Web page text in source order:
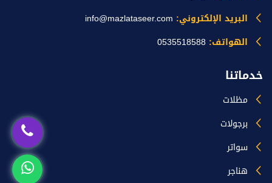
البريد الإلكتروني: info@mazlataseer.com
الهواتف: 0535518588
خدماتنا
مظلات
برجولات
سواتر
هناجر